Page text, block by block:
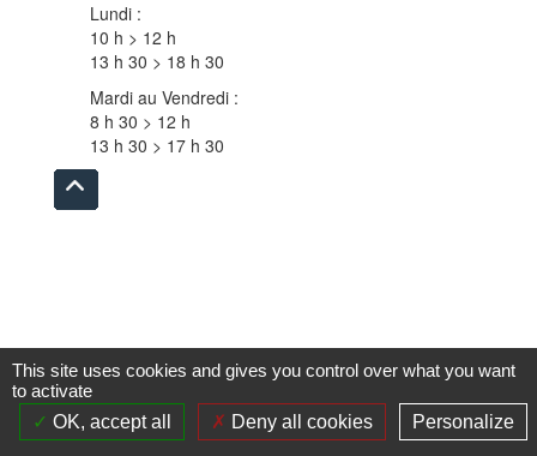
Lundi :
10 h > 12 h
13 h 30 > 18 h 30
Mardi au Vendredi :
8 h 30 > 12 h
13 h 30 > 17 h 30
en
This site uses cookies and gives you control over what you want
to activate
OK, accept all
Deny all cookies Personalize